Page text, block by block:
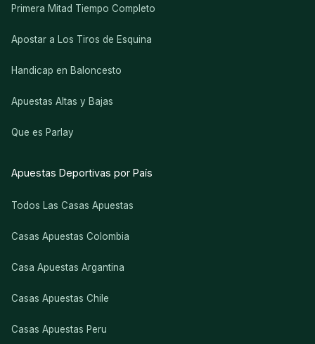
Primera Mitad Tiempo Completo
Apostar a Los Tiros de Esquina
Handicap en Baloncesto
Apuestas Altas y Bajas
Que es Parlay
Apuestas Deportivas por País
Todos Las Casas Apuestas
Casas Apuestas Colombia
Casa Apuestas Argantina
Casas Apuestas Chile
Casas Apuestas Peru